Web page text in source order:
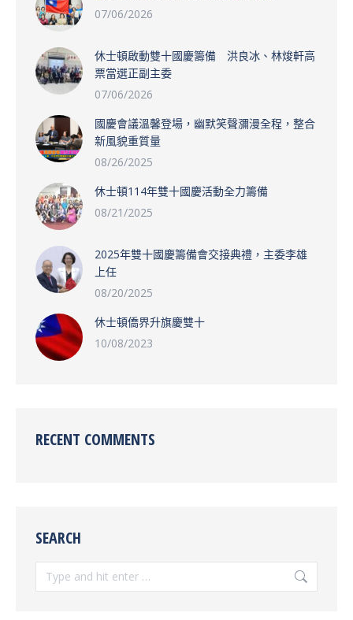
07/06/2026
休士頓啟動雙十國慶籌備 洪良冰、林焌軒高
票當選正副主委
07/06/2026
國慶會議溫馨登場，幽默笑聲瀰漫全程，整合
新風貌重質量
08/26/2025
休士頓114年雙十國慶活動全力籌備
08/21/2025
2025年雙十國慶籌備會交接典禮，主委李雄
上任
08/20/2025
休士頓僑界升旗慶雙十
10/08/2023
RECENT COMMENTS
SEARCH
Search: